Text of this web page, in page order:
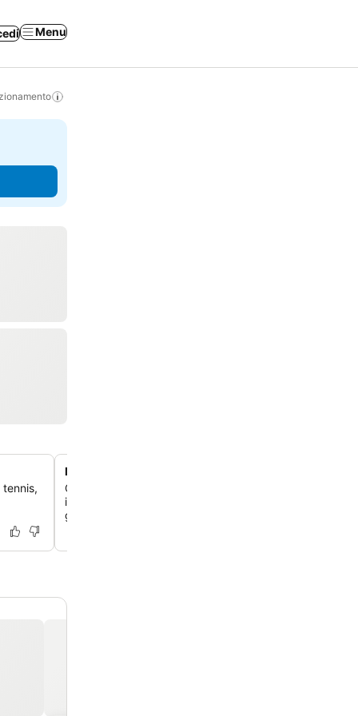
Menu
Moderno centro benessere con offerte diverse
Concediti un'area benessere completa con vasche
interne ed esterne, una cabina a vapore, una sauna a
grotta di sale e una piscina per bambini.